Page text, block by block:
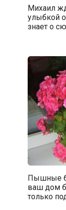
Михаил
улыбкой
знает о
Пышные
ваш дом
только